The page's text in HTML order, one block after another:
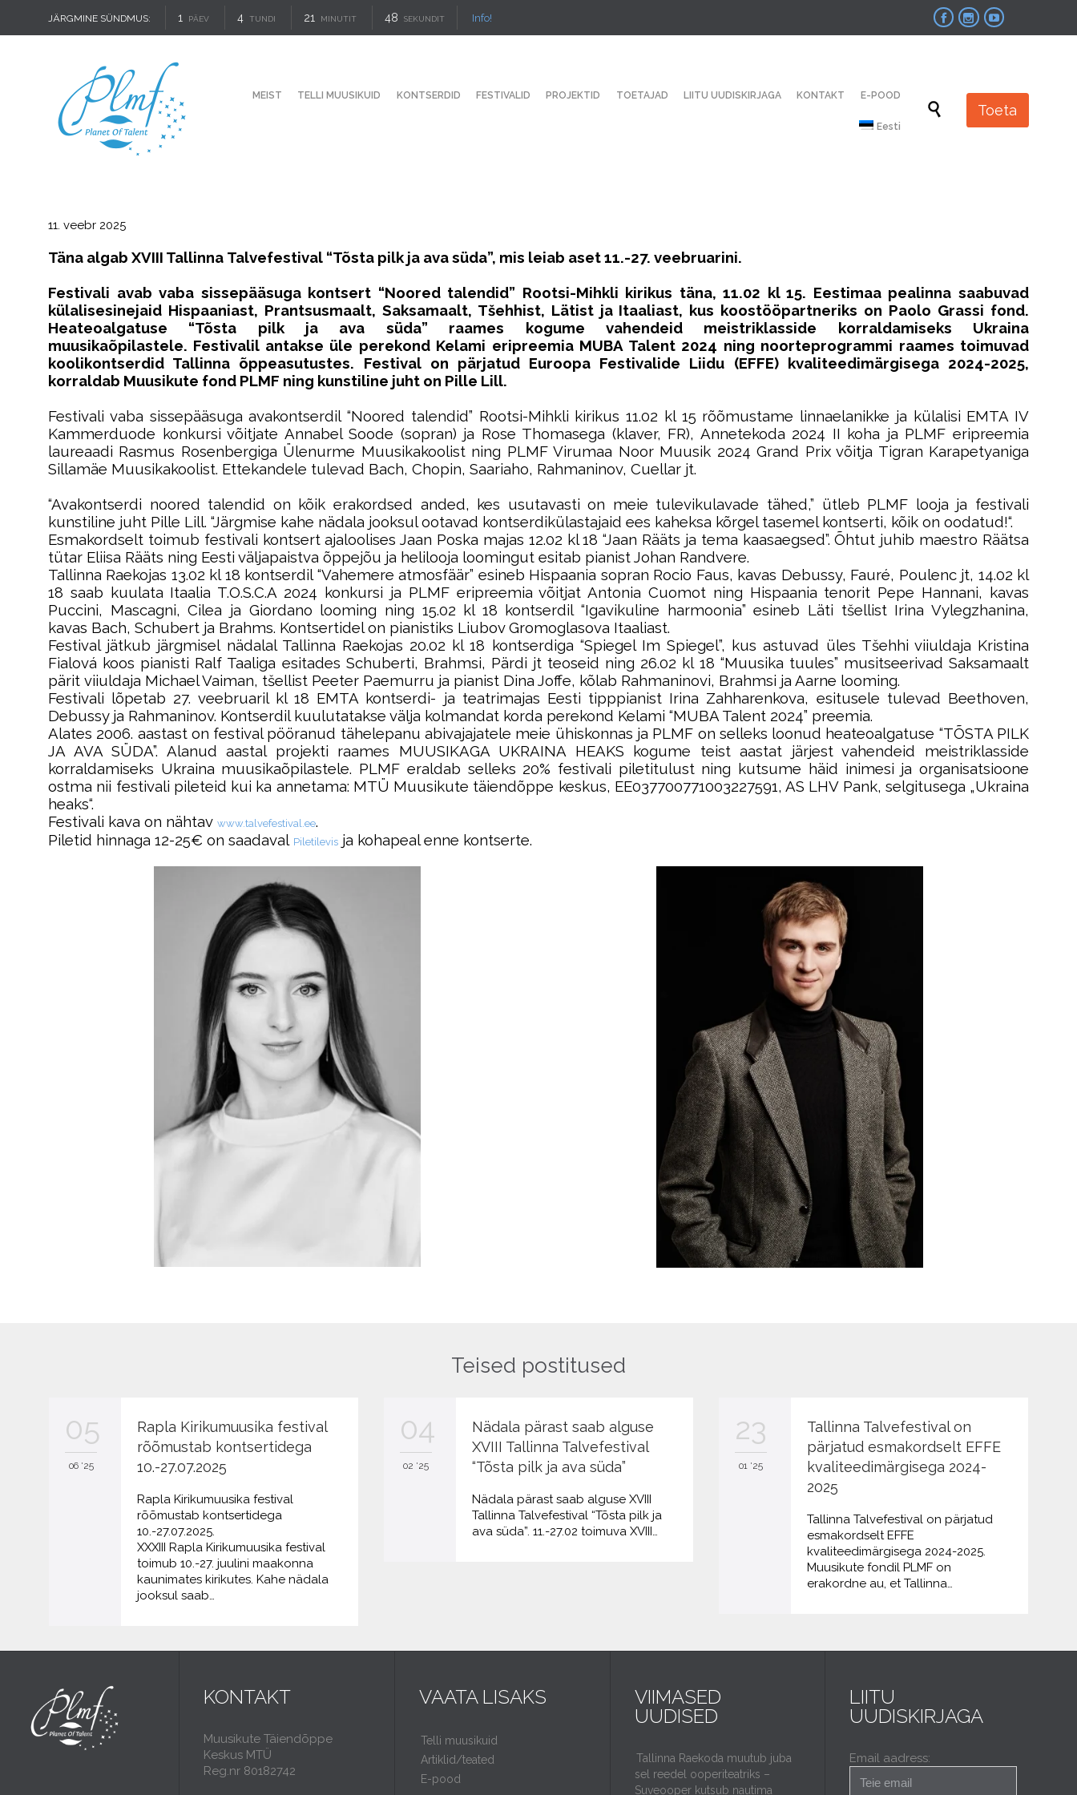
JÄRGMINE SÜNDMUS: 1 PÄEV 4 TUNDI 21 MINUTIT 48 SEKUNDIT Info!   
content
MEIST TELLI MUUSIKUID KONTSERDID FESTIVALID PROJEKTID TOETAJAD LIITU UUDISKIRJAGA KONTAKT E-POOD
Eesti
 Toeta
11. veebr 2025
Täna algab XVIII Tallinna Talvefestival “Tõsta pilk ja ava süda”, mis leiab aset 11.-27. veebruarini.
Festivali avab vaba sissepääsuga kontsert “Noored talendid” Rootsi-Mihkli kirikus täna, 11.02 kl 15. Eestimaa pealinna saabuvad
külalisesinejaid Hispaaniast, Prantsusmaalt, Saksamaalt, Tšehhist, Lätist ja Itaaliast, kus koostööpartneriks on Paolo Grassi fond.
Heateoalgatuse “Tõsta pilk ja ava süda” raames kogume vahendeid meistriklasside korraldamiseks Ukraina
muusikaõpilastele. Festivalil antakse üle perekond Kelami eripreemia MUBA Talent 2024 ning noorteprogrammi raames toimuvad
koolikontserdid Tallinna õppeasutustes. Festival on pärjatud Euroopa Festivalide Liidu (EFFE) kvaliteedimärgisega 2024-2025,
korraldab Muusikute fond PLMF ning kunstiline juht on Pille Lill.
Festivali vaba sissepääsuga avakontserdil “Noored talendid” Rootsi-Mihkli kirikus 11.02 kl 15 rõõmustame linnaelanikke ja külalisi EMTA IV
Kammerduode konkursi võitjate Annabel Soode (sopran) ja Rose Thomasega (klaver, FR), Annetekoda 2024 II koha ja PLMF eripreemia
laureaadi Rasmus Rosenbergiga Ülenurme Muusikakoolist ning PLMF Virumaa Noor Muusik 2024 Grand Prix võitja Tigran Karapetyaniga
Sillamäe Muusikakoolist. Ettekandele tulevad Bach, Chopin, Saariaho, Rahmaninov, Cuellar jt.
“Avakontserdi noored talendid on kõik erakordsed anded, kes usutavasti on meie tulevikulavade tähed,” ütleb PLMF looja ja festivali
kunstiline juht Pille Lill. “Järgmise kahe nädala jooksul ootavad kontserdikülastajaid ees kaheksa kõrgel tasemel kontserti, kõik on oodatud!“.
Esmakordselt toimub festivali kontsert ajaloolises Jaan Poska majas 12.02 kl 18 “Jaan Rääts ja tema kaasaegsed”. Õhtut juhib maestro Räätsa
tütar Eliisa Rääts ning Eesti väljapaistva õppejõu ja helilooja loomingut esitab pianist Johan Randvere.
Tallinna Raekojas 13.02 kl 18 kontserdil “Vahemere atmosfäär” esineb Hispaania sopran Rocio Faus, kavas Debussy, Fauré, Poulenc jt, 14.02 kl
18 saab kuulata Itaalia T.O.S.C.A 2024 konkursi ja PLMF eripreemia võitjat Antonia Cuomot ning Hispaania tenorit Pepe Hannani, kavas
Puccini, Mascagni, Cilea ja Giordano looming ning 15.02 kl 18 kontserdil “Igavikuline harmoonia” esineb Läti tšellist Irina Vylegzhanina,
kavas Bach, Schubert ja Brahms. Kontsertidel on pianistiks Liubov Gromoglasova Itaaliast.
Festival jätkub järgmisel nädalal Tallinna Raekojas 20.02 kl 18 kontserdiga “Spiegel Im Spiegel”, kus astuvad üles Tšehhi viiuldaja Kristina
Fialová koos pianisti Ralf Taaliga esitades Schuberti, Brahmsi, Pärdi jt teoseid ning 26.02 kl 18 “Muusika tuules” musitseerivad Saksamaalt
pärit viiuldaja Michael Vaiman, tšellist Peeter Paemurru ja pianist Dina Joffe, kõlab Rahmaninovi, Brahmsi ja Aarne looming.
Festivali lõpetab 27. veebruaril kl 18 EMTA kontserdi- ja teatrimajas Eesti tipppianist Irina Zahharenkova, esitusele tulevad Beethoven,
Debussy ja Rahmaninov. Kontserdil kuulutatakse välja kolmandat korda perekond Kelami “MUBA Talent 2024” preemia.
Alates 2006. aastast on festival pööranud tähelepanu abivajajatele meie ühiskonnas ja PLMF on selleks loonud heateoalgatuse “TÕSTA PILK
JA AVA SÜDA”. Alanud aastal projekti raames MUUSIKAGA UKRAINA HEAKS kogume teist aastat järjest vahendeid meistriklasside
korraldamiseks Ukraina muusikaõpilastele. PLMF eraldab selleks 20% festivali piletitulust ning kutsume häid inimesi ja organisatsioone
ostma nii festivali pileteid kui ka annetama: MTÜ Muusikute täiendõppe keskus, EE037700771003227591, AS LHV Pank, selgitusega „Ukraina
heaks“.
Festivali kava on nähtav www.talvefestival.ee.
Piletid hinnaga 12-25€ on saadaval Piletilevis ja kohapeal enne kontserte.
Teised postitused
05
06 '25
Rapla Kirikumuusika festival
rõõmustab kontsertidega
10.-27.07.2025
Rapla Kirikumuusika festival
rõõmustab kontsertidega
10.-27.07.2025.
XXXIII Rapla Kirikumuusika festival
toimub 10.-27. juulini maakonna
kaunimates kirikutes. Kahe nädala
jooksul saab…
04
02 '25
Nädala pärast saab alguse
XVIII Tallinna Talvefestival
“Tõsta pilk ja ava süda”
Nädala pärast saab alguse XVIII
Tallinna Talvefestival “Tõsta pilk ja
ava süda”. 11.-27.02 toimuva XVIII…
23
01 '25
Tallinna Talvefestival on
pärjatud esmakordselt EFFE
kvaliteedimärgisega 2024-
2025
Tallinna Talvefestival on pärjatud
esmakordselt EFFE
kvaliteedimärgisega 2024-2025.
Muusikute fondil PLMF on
erakordne au, et Tallinna…
KONTAKT
Muusikute Täiendõppe
Keskus MTÜ
Reg.nr 80182742
VAATA LISAKS
Telli muusikuid
Artiklid/teated
E-pood
VIIMASED
UUDISED
Tallinna Raekoda muutub juba
sel reedel ooperiteatriks –
Suveooper kutsub nautima
LIITU
UUDISKIRJAGA
Email aadress: